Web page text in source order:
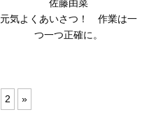
佐藤由菜
元気よくあいさつ！ 作業は一
つ一つ正確に。
2 »